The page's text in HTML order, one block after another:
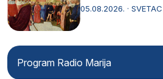
naziv, Sancta Maria…
05.08.2026. · SVETAC
Program Radio Marija